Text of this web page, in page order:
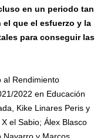
en un periodo tan
que el esfuerzo y la
para conseguir las
al Rendimiento
2022 en Educación
Kike Linares Peris y
el Sabio; Álex Blasco
Navarro y Marcos